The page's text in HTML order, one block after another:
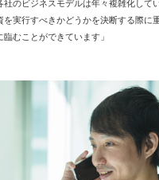
社のビジネスモデルは年々複雑化して
を実行すべきかどうかを決断する際に
むことができています」